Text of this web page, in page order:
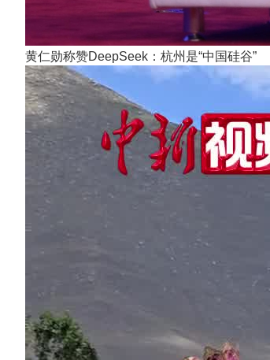
黄仁勋称赞DeepSeek：杭州是“中国硅谷”